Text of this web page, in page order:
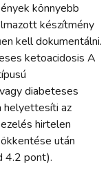
könnyebb
készítmény
kell dokumentálni.
ketoacidosis A
diabeteses
helyettesíti az
hirtelen
után
4.2 pont).